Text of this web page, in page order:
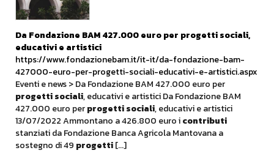
CERCA
Da Fondazione BAM 427.000 euro per progettisociali,
educativi e artistici
https://www.fondazionebam.it/it-it/da-fondazione-bam-
427000-euro-per-progetti-sociali-educativi-e-artistici.aspx
Eventi e news > Da Fondazione BAM 427.000 euro per
progettisociali, educativi e artistici Da Fondazione BAM
427.000 euro perprogettisociali, educativi e artistici
13/07/2022 Ammontano a 426.800 euro icontributi
stanziati da Fondazione Banca Agricola Mantovana a
sostegno di 49 progetti[...]